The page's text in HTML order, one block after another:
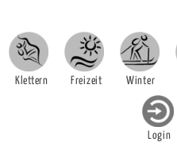
Klettern Freizeit Winter
Login